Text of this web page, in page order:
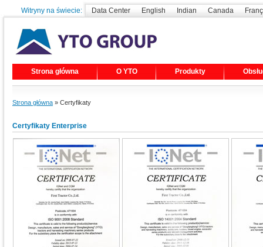
Witryny na świecie: Data Center English Indian Canada
Strona główna O YTO Produkty
Strona główna » Certyfikaty
Certyfikaty Enterprise